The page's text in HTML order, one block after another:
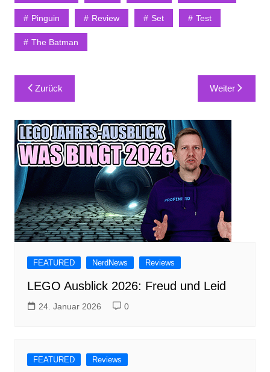
Pinguin Review Set Test
The Batman
Beitragsnavigation
Zurück Weiter
FEATURED NerdNews Reviews
LEGO Ausblick 2026: Freud und Leid
24. Januar 2026 0
FEATURED Reviews